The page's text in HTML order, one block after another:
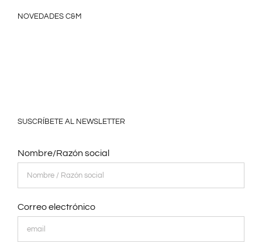
NOVEDADES C&M
SUSCRÍBETE AL NEWSLETTER
Nombre/Razón social
Correo electrónico